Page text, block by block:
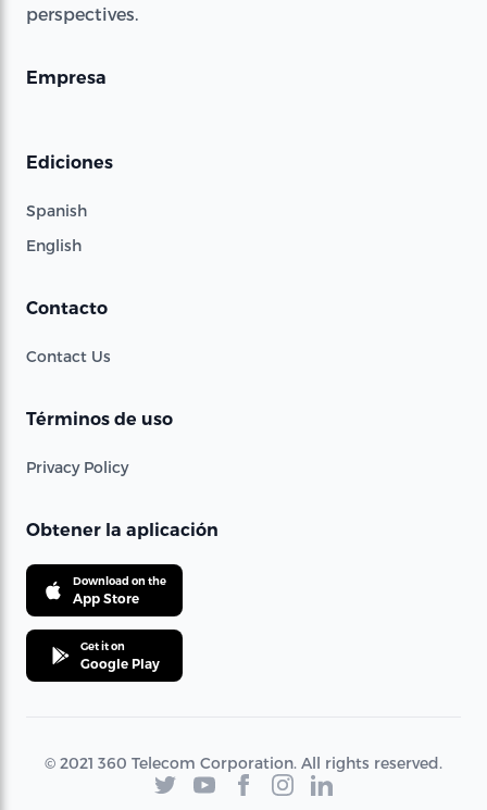
perspectives.
Empresa
Ediciones
Spanish
English
Contacto
Contact Us
Términos de uso
Privacy Policy
Obtener la aplicación
Download on the
App Store
Get it on
Google Play
© 2021 360 Telecom Corporation. All rights reserved.